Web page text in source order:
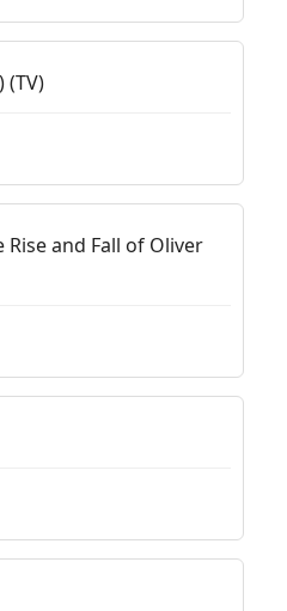
(TV)
Rise and Fall of Oliver